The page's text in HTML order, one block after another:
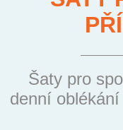
Šaty pro
denní